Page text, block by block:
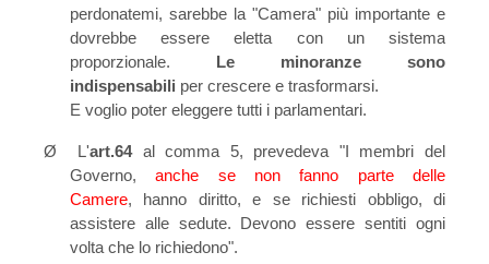
perdonatemi, sarebbe la "Camera" più importante e
dovrebbe essere eletta con
un sistema
proporzionale. Le minoranze sono
indispensabili per crescere e trasformarsi.
E voglio poter eleggere tutti i parlamentari.
Ø L'art.64al comma 5, prevedeva "I membri del
Governo,anche se non fanno parte delle
Camere, hanno dirit­to, e se richiesti obbligo, di
assistere alle sedute. Devono essere sentiti ogni
volta che lo richiedono".